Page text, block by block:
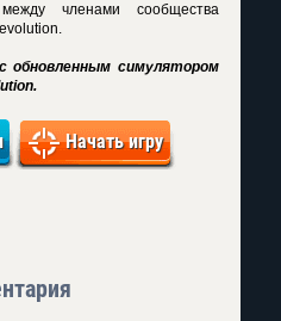
членами сообщества
обновленным симулятором
Начать игру